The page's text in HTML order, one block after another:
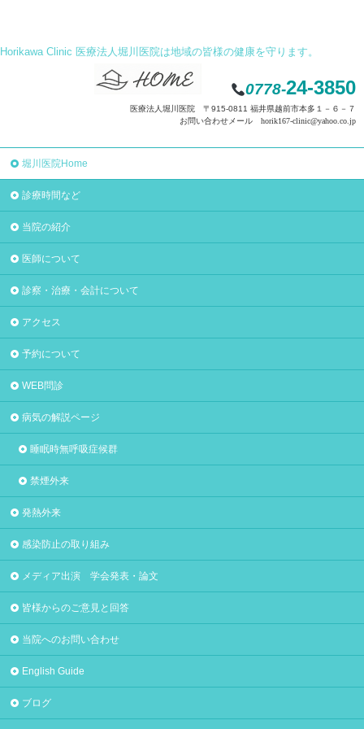
Horikawa Clinic 医療法人堀川医院は地域の皆様の健康を守ります。
0778-24-3850
医療法人堀川医院 〒915-0811 福井県越前市本多１－６－７
お問い合わせメール horik167-clinic@yahoo.co.jp
堀川医院Home
診療時間など
当院の紹介
医師について
診察・治療・会計について
アクセス
予約について
WEB問診
病気の解説ページ
睡眠時無呼吸症候群
禁煙外来
発熱外来
感染防止の取り組み
メディア出演 学会発表・論文
皆様からのご意見と回答
当院へのお問い合わせ
English Guide
ブログ